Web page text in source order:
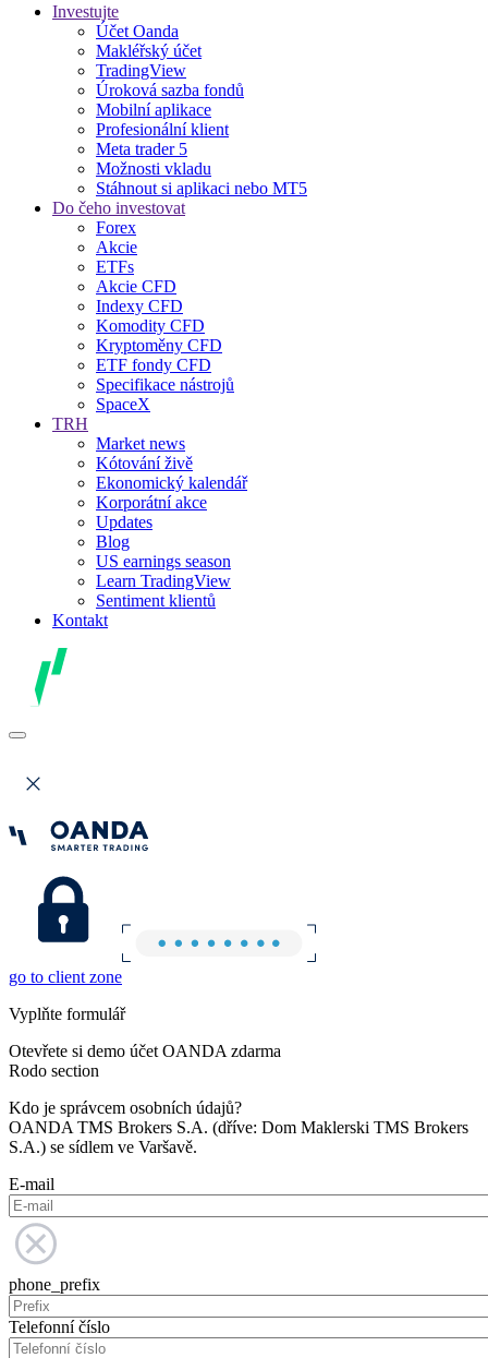
Investujte
Účet Oanda
Makléřský účet
TradingView
Úroková sazba fondů
Mobilní aplikace
Profesionální klient
Meta trader 5
Možnosti vkladu
Stáhnout si aplikaci nebo MT5
Do čeho investovat
Forex
Akcie
ETFs
Akcie CFD
Indexy CFD
Komodity CFD
Kryptoměny CFD
ETF fondy CFD
Specifikace nástrojů
SpaceX
TRH
Market news
Kótování živě
Ekonomický kalendář
Korporátní akce
Updates
Blog
US earnings season
Learn TradingView
Sentiment klientů
Kontakt
go to client zone
Vyplňte formulář
Otevřete si demo účet OANDA zdarma
Rodo section
Kdo je správcem osobních údajů?
OANDA TMS Brokers S.A. (dříve: Dom Maklerski TMS Brokers
S.A.) se sídlem ve Varšavě.
E-mail
phone_prefix
Telefonní číslo